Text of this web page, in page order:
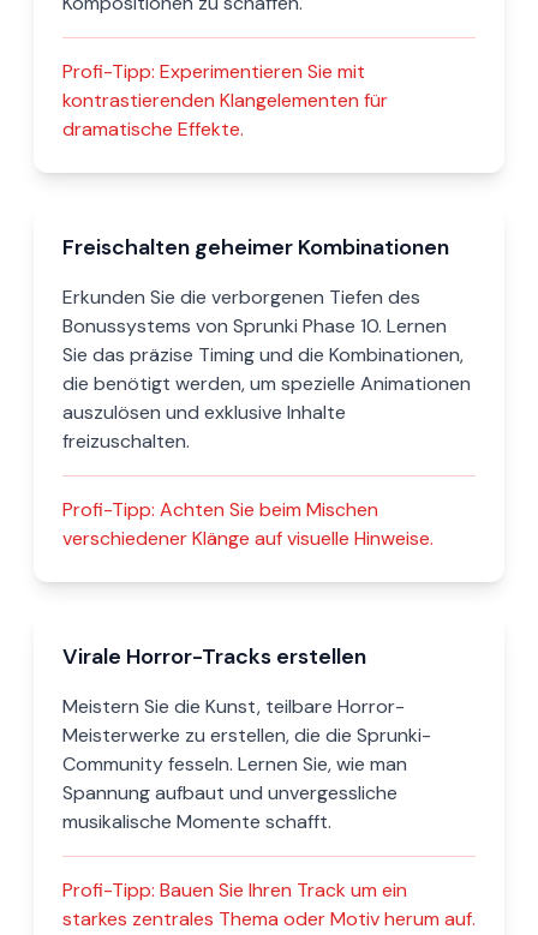
Profi-Tipp: Experimentieren Sie mit
kontrastierenden Klangelementen für
dramatische Effekte.
Freischalten geheimer Kombinationen
Erkunden Sie die verborgenen Tiefen des
Bonussystems von Sprunki Phase 10. Lernen
Sie das präzise Timing und die Kombinationen,
die benötigt werden, um spezielle Animationen
auszulösen und exklusive Inhalte
freizuschalten.
Profi-Tipp: Achten Sie beim Mischen
verschiedener Klänge auf visuelle Hinweise.
Virale Horror-Tracks erstellen
Meistern Sie die Kunst, teilbare Horror-
Meisterwerke zu erstellen, die die Sprunki-
Community fesseln. Lernen Sie, wie man
Spannung aufbaut und unvergessliche
musikalische Momente schafft.
Profi-Tipp: Bauen Sie Ihren Track um ein
starkes zentrales Thema oder Motiv herum auf.